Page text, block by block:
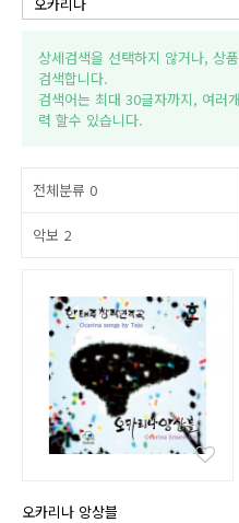
상세검색을 선택하지 않거나, 상
검색합니다.
검색어는 최대 30글자까지, 여러
력 할수 있습니다.
전체분류 0
악보 2
오카리나 앙상블